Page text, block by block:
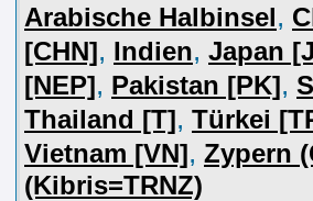
Arabische Halbinsel,
[CHN], Indien, Japan
[NEP], Pakistan [PK],
Thailand [T], Türkei
Vietnam [VN], Zypern
(Kibris=TRNZ)